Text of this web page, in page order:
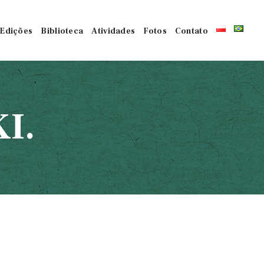
Edições Biblioteca Atividades Fotos Contato